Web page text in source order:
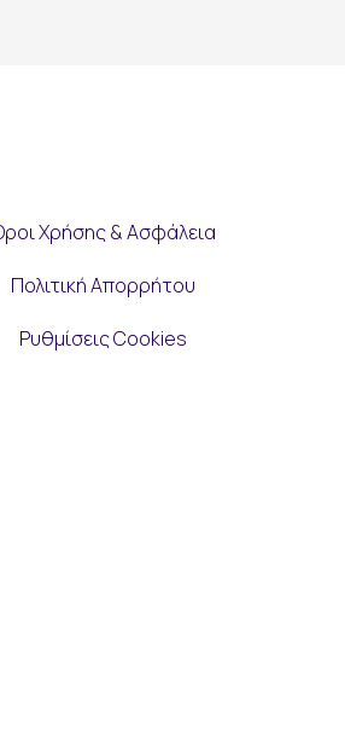
Χρήσης & Ασφάλεια
Πολιτική Απορρήτου
Ρυθμίσεις Cookies